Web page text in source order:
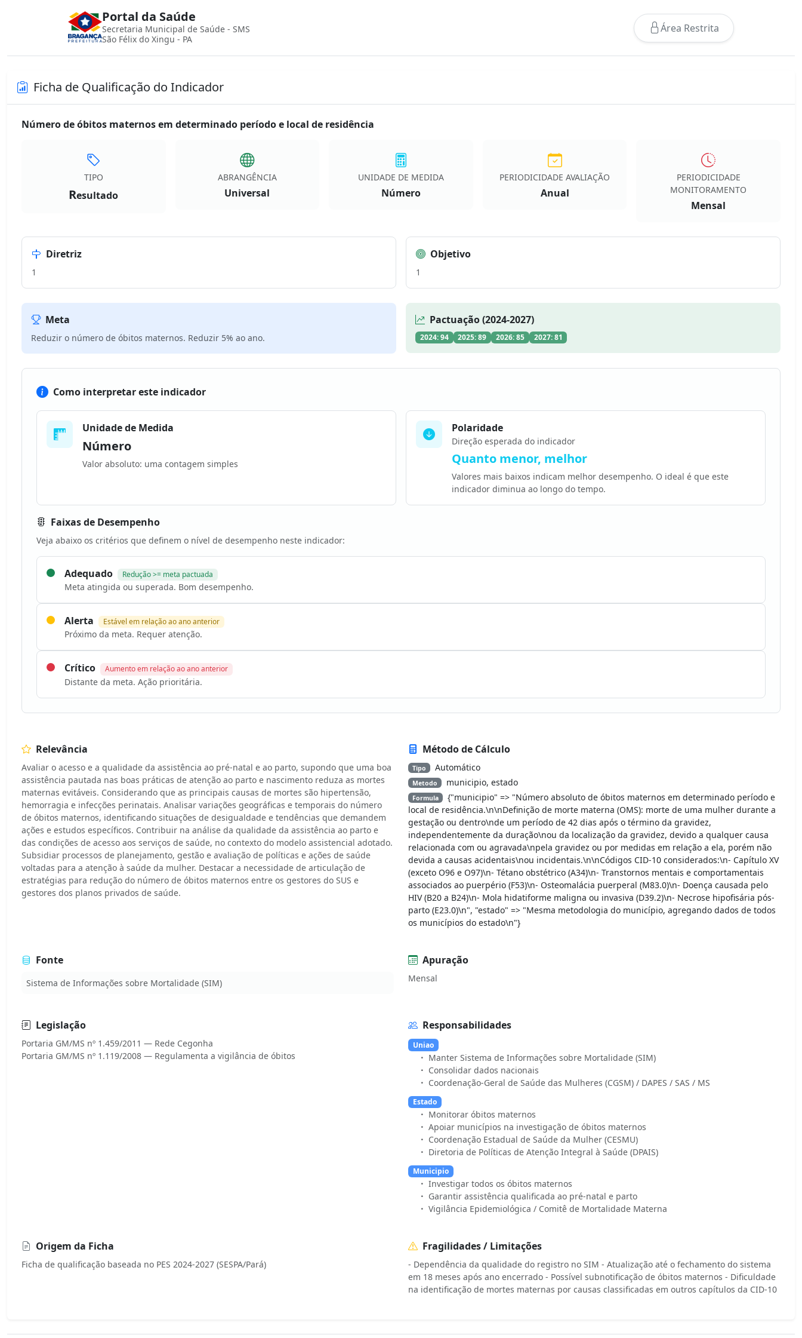
Portal da Saúde
Secretaria Municipal de Saúde - SMS
São Félix do Xingu - PA
Área Restrita
Ficha de Qualificação do Indicador
Número de óbitos maternos em determinado período e local de residência
TIPO
Resultado
ABRANGÊNCIA
Universal
UNIDADE DE MEDIDA
Número
PERIODICIDADE AVALIAÇÃO
Anual
PERIODICIDADE
MONITORAMENTO
Mensal
Diretriz
1
Objetivo
1
Meta
Reduzir o número de óbitos maternos. Reduzir 5% ao ano.
Pactuação (2024-2027)
2024: 94 2025: 89 2026: 85 2027: 81
Como interpretar este indicador
Unidade de Medida
Número
Valor absoluto: uma contagem simples
Polaridade
Direção esperada do indicador
Quanto menor, melhor
Valores mais baixos indicam melhor desempenho. O ideal é que este
indicador diminua ao longo do tempo.
Faixas de Desempenho
Veja abaixo os critérios que definem o nível de desempenho neste indicador:
Adequado Redução >= meta pactuada
Meta atingida ou superada. Bom desempenho.
Alerta Estável em relação ao ano anterior
Próximo da meta. Requer atenção.
Crítico Aumento em relação ao ano anterior
Distante da meta. Ação prioritária.
Relevância
Avaliar o acesso e a qualidade da assistência ao pré-natal e ao parto, supondo que uma boa
assistência pautada nas boas práticas de atenção ao parto e nascimento reduza as mortes
maternas evitáveis. Considerando que as principais causas de mortes são hipertensão,
hemorragia e infecções perinatais. Analisar variações geográficas e temporais do número
de óbitos maternos, identificando situações de desigualdade e tendências que demandem
ações e estudos específicos. Contribuir na análise da qualidade da assistência ao parto e
das condições de acesso aos serviços de saúde, no contexto do modelo assistencial adotado.
Subsidiar processos de planejamento, gestão e avaliação de políticas e ações de saúde
voltadas para a atenção à saúde da mulher. Destacar a necessidade de articulação de
estratégias para redução do número de óbitos maternos entre os gestores do SUS e
gestores dos planos privados de saúde.
Método de Cálculo
Tipo Automático
Metodo municipio, estado
Formula
{"municipio" => "Número absoluto de óbitos maternos em determinado período e
local de residência.\n\nDefinição de morte materna (OMS): morte de uma mulher durante a
gestação ou dentro\nde um período de 42 dias após o término da gravidez,
independentemente da duração\nou da localização da gravidez, devido a qualquer causa
relacionada com ou agravada\npela gravidez ou por medidas em relação a ela, porém não
devida a causas acidentais\nou incidentais.\n\nCódigos CID-10 considerados:\n- Capítulo XV
(exceto O96 e O97)\n- Tétano obstétrico (A34)\n- Transtornos mentais e comportamentais
associados ao puerpério (F53)\n- Osteomalácia puerperal (M83.0)\n- Doença causada pelo
HIV (B20 a B24)\n- Mola hidatiforme maligna ou invasiva (D39.2)\n- Necrose hipofisária pós-
parto (E23.0)\n", "estado" => "Mesma metodologia do município, agregando dados de todos
os municípios do estado\n"}
Fonte
Sistema de Informações sobre Mortalidade (SIM)
Apuração
Mensal
Legislação
Portaria GM/MS nº 1.459/2011 — Rede Cegonha
Responsabilidades
Uniao
Manter Sistema de Informações sobre Mortalidade (SIM)
Consolidar dados nacionais
Coordenação-Geral de Saúde das Mulheres (CGSM) / DAPES / SAS / MS
Estado
Monitorar óbitos maternos
Apoiar municípios na investigação de óbitos maternos
Coordenação Estadual de Saúde da Mulher (CESMU)
Diretoria de Políticas de Atenção Integral à Saúde (DPAIS)
Municipio
Investigar todos os óbitos maternos
Garantir assistência qualificada ao pré-natal e parto
Vigilância Epidemiológica / Comitê de Mortalidade Materna
Origem da Ficha
Ficha de qualificação baseada no PES 2024-2027 (SESPA/Pará)
Fragilidades / Limitações
- Dependência da qualidade do registro no SIM - Atualização até o fechamento do sistema
em 18 meses após ano encerrado - Possível subnotificação de óbitos maternos - Dificuldade
na identificação de mortes maternas por causas classificadas em outros capítulos da CID-10